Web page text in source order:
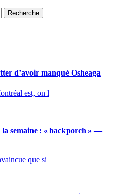
Recherche
d’avoir manqué Osheaga
est, on l
semaine : « backporch » —
que si